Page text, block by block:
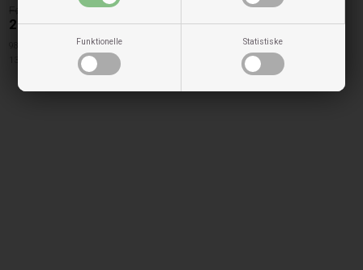
Funktionelle Statistiske
200,00DKK
110/116cm
122/128cm
146/152cm 158/164cm